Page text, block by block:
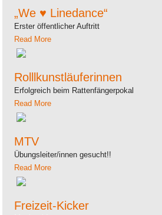
„We ♥ Linedance“
Erster öffentlicher Auftritt
Read More
Rolllkunstläuferinnen
Erfolgreich beim Rattenfängerpokal
Read More
MTV
Übungsleiter/innen gesucht!!
Read More
Freizeit-Kicker